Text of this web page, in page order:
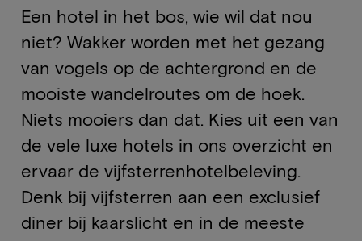
Een hotel in het bos, wie wil dat nou
niet? Wakker worden met het gezang
van vogels op de achtergrond en de
mooiste wandelroutes om de hoek.
Niets mooiers dan dat. Kies uit een van
de vele luxe hotels in ons overzicht en
ervaar de vijfsterrenhotelbeleving.
Denk bij vijfsterren aan een exclusief
diner bij kaarslicht en in de meeste